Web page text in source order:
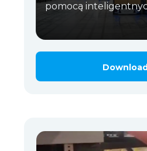
pomocą
Download